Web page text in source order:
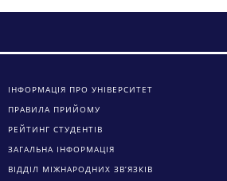
ІНФОРМАЦІЯ ПРО УНІВЕРСИТЕТ
ПРАВИЛА ПРИЙОМУ
РЕЙТИНГ СТУДЕНТІВ
ЗАГАЛЬНА ІНФОРМАЦІЯ
ВІДДІЛ МІЖНАРОДНИХ ЗВ’ЯЗКІВ